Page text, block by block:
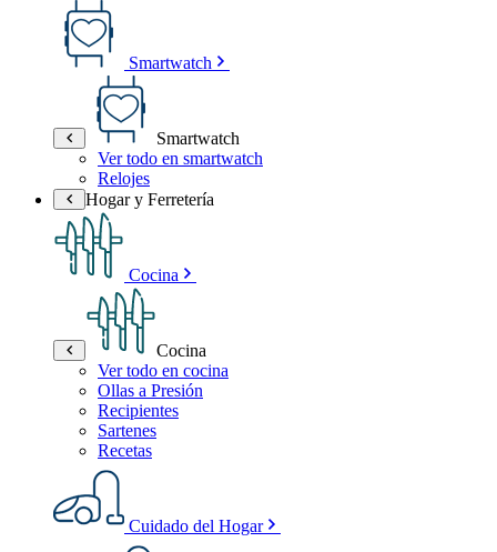
Smartwatch
Smartwatch
Ver todo en smartwatch
Relojes
Hogar y Ferretería
Cocina
Cocina
Ver todo en cocina
Ollas a Presión
Recipientes
Sartenes
Recetas
Cuidado del Hogar